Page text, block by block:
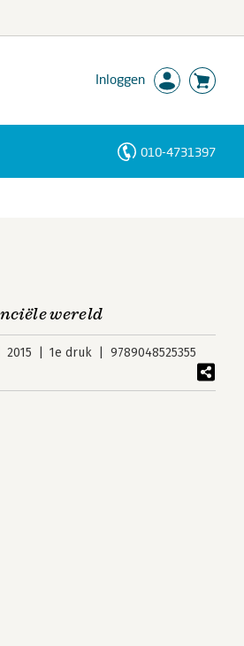
Inloggen
010-4731397
wereld
2015 1e druk 9789048525355